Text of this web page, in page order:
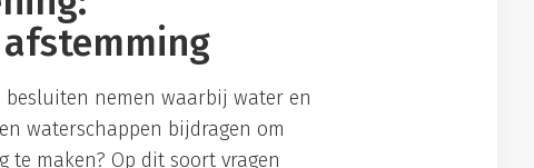
nemen waarbij water en
waterschappen bijdragen om
te maken? Op dit soort vragen